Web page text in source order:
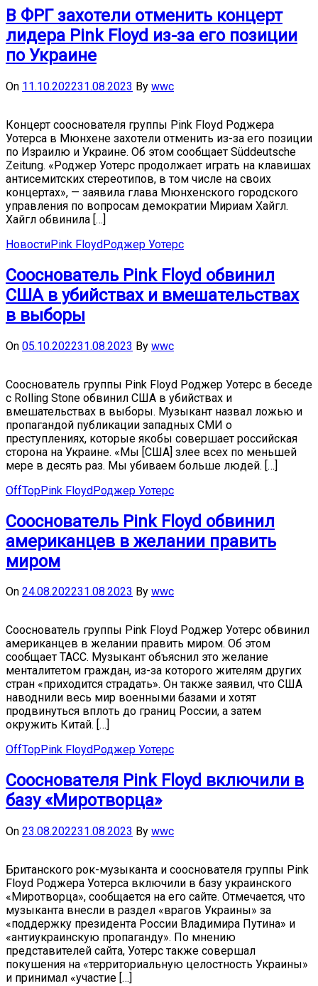
В ФРГ захотели отменить концерт
лидера Pink Floyd из-за его позиции
по Украине
On 11.10.202231.08.2023 By wwc
Концерт сооснователя группы Pink Floyd Роджера
Уотерса в Мюнхене захотели отменить из-за его позиции
по Израилю и Украине. Об этом сообщает Süddeutsche
Zeitung. «Роджер Уотерс продолжает играть на клавишах
антисемитских стереотипов, в том числе на своих
концертах», — заявила глава Мюнхенского городского
управления по вопросам демократии Мириам Хайгл.
Хайгл обвинила […]
НовостиPink FloydРоджер Уотерс
Сооснователь Pink Floyd обвинил
США в убийствах и вмешательствах
в выборы
On 05.10.202231.08.2023 By wwc
Сооснователь группы Pink Floyd Роджер Уотерс в беседе
с Rolling Stone обвинил США в убийствах и
вмешательствах в выборы. Музыкант назвал ложью и
пропагандой публикации западных СМИ о
преступлениях, которые якобы совершает российская
сторона на Украине. «Мы [США] злее всех по меньшей
мере в десять раз. Мы убиваем больше людей. […]
OffTopPink FloydРоджер Уотерс
Сооснователь Pink Floyd обвинил
американцев в желании править
миром
On 24.08.202231.08.2023 By wwc
Сооснователь группы Pink Floyd Роджер Уотерс обвинил
американцев в желании править миром. Об этом
сообщает ТАСС. Музыкант объяснил это желание
менталитетом граждан, из-за которого жителям других
стран «приходится страдать». Он также заявил, что США
наводнили весь мир военными базами и хотят
продвинуться вплоть до границ России, а затем
окружить Китай. […]
OffTopPink Floyd Роджер Уотерс
Сооснователя Pink Floyd включили в
базу «Миротворца»
On 23.08.202231.08.2023 By wwc
Британского рок-музыканта и сооснователя группы Pink
Floyd Роджера Уотерса включили в базу украинского
«Миротворца», сообщается на его сайте. Отмечается, что
музыканта внесли в раздел «врагов Украины» за
«поддержку президента России Владимира Путина» и
«антиукраинскую пропаганду». По мнению
представителей сайта, Уотерс также совершал
покушения на «территориальную целостность Украины»
и принимал «участие […]